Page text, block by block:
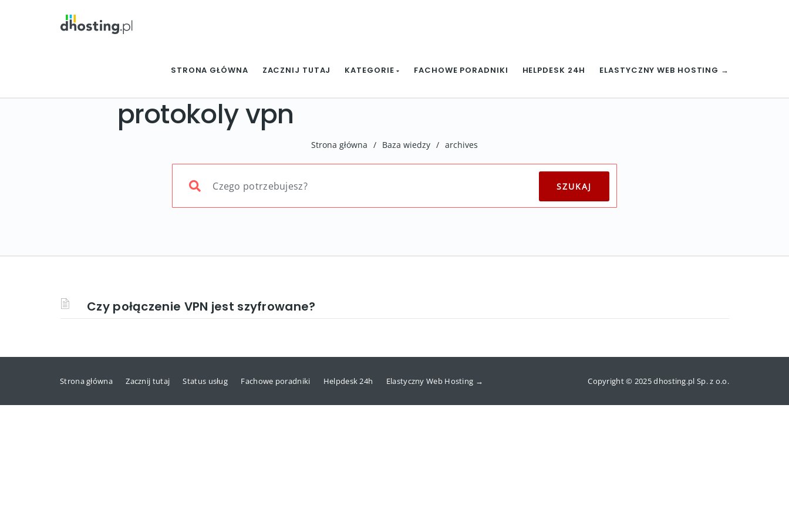
STRONA GŁÓWNA ZACZNIJ TUTAJ KATEGORIE FACHOWE PORADNIKI HELPDESK 24H ELASTYCZNY WEB HOSTING →
protokoly vpn
Strona główna / Baza wiedzy / archives
Czy połączenie VPN jest szyfrowane?
Strona główna Zacznij tutaj Status usług Fachowe poradniki Helpdesk 24h Elastyczny Web Hosting → Copyright © 2025 dhosting.pl Sp. z o.o.